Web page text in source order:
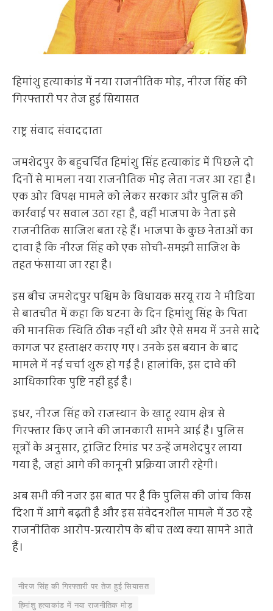
हिमांशु हत्याकांड में नया राजनीतिक मोड़, नीरज सिंह की
गिरफ्तारी पर तेज हुई सियासत
राष्ट्र संवाद संवाददाता
जमशेदपुर के बहुचर्चित हिमांशु सिंह हत्याकांड में पिछले दो
दिनों से मामला नया राजनीतिक मोड़ लेता नजर आ रहा है।
एक ओर विपक्ष मामले को लेकर सरकार और पुलिस की
कार्रवाई पर सवाल उठा रहा है, वहीं भाजपा के नेता इसे
राजनीतिक साजिश बता रहे हैं। भाजपा के कुछ नेताओं का
दावा है कि नीरज सिंह को एक सोची-समझी साजिश के
तहत फंसाया जा रहा है।
इस बीच जमशेदपुर पश्चिम के विधायक सरयू राय ने मीडिया
से बातचीत में कहा कि घटना के दिन हिमांशु सिंह के पिता
की मानसिक स्थिति ठीक नहीं थी और ऐसे समय में उनसे सादे
कागज पर हस्ताक्षर कराए गए। उनके इस बयान के बाद
मामले में नई चर्चा शुरू हो गई है। हालांकि, इस दावे की
आधिकारिक पुष्टि नहीं हुई है।
इधर, नीरज सिंह को राजस्थान के खाटू श्याम क्षेत्र से
गिरफ्तार किए जाने की जानकारी सामने आई है। पुलिस
सूत्रों के अनुसार, ट्रांजिट रिमांड पर उन्हें जमशेदपुर लाया
गया है, जहां आगे की कानूनी प्रक्रिया जारी रहेगी।
अब सभी की नजर इस बात पर है कि पुलिस की जांच किस
दिशा में आगे बढ़ती है और इस संवेदनशील मामले में उठ रहे
राजनीतिक आरोप-प्रत्यारोप के बीच तथ्य क्या सामने आते
हैं।
नीरज सिंह की गिरफ्तारी पर तेज हुई सियासत
हिमांशु हत्याकांड में नया राजनीतिक मोड़